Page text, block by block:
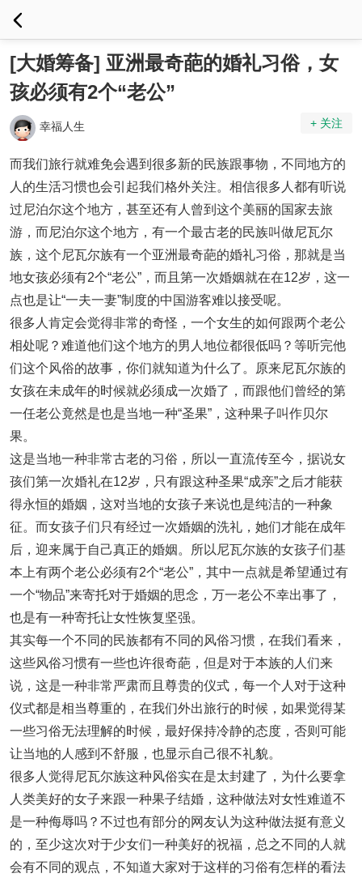
[大婚筹备] 亚洲最奇葩的婚礼习俗，女
孩必须有2个“老公”
幸福人生 + 关注
而我们旅行就难免会遇到很多新的民族跟事物，不同地方的
人的生活习惯也会引起我们格外关注。相信很多人都有听说
过尼泊尔这个地方，甚至还有人曾到这个美丽的国家去旅
游，而尼泊尔这个地方，有一个最古老的民族叫做尼瓦尔
族，这个尼瓦尔族有一个亚洲最奇葩的婚礼习俗，那就是当
地女孩必须有2个“老公”，而且第一次婚姻就在在12岁，这一
点也是让“一夫一妻”制度的中国游客难以接受呢。
很多人肯定会觉得非常的奇怪，一个女生的如何跟两个老公
相处呢？难道他们这个地方的男人地位都很低吗？等听完他
们这个风俗的故事，你们就知道为什么了。原来尼瓦尔族的
女孩在未成年的时候就必须成一次婚了，而跟他们曾经的第
一任老公竟然是也是当地一种“圣果”，这种果子叫作贝尔
果。
这是当地一种非常古老的习俗，所以一直流传至今，据说女
孩们第一次婚礼在12岁，只有跟这种圣果“成亲”之后才能获
得永恒的婚姻，这对当地的女孩子来说也是纯洁的一种象
征。而女孩子们只有经过一次婚姻的洗礼，她们才能在成年
后，迎来属于自己真正的婚姻。所以尼瓦尔族的女孩子们基
本上有两个老公必须有2个“老公”，其中一点就是希望通过有
一个“物品”来寄托对于婚姻的思念，万一老公不幸出事了，
也是有一种寄托让女性恢复坚强。
其实每一个不同的民族都有不同的风俗习惯，在我们看来，
这些风俗习惯有一些也许很奇葩，但是对于本族的人们来
说，这是一种非常严肃而且尊贵的仪式，每一个人对于这种
仪式都是相当尊重的，在我们外出旅行的时候，如果觉得某
一些习俗无法理解的时候，最好保持冷静的态度，否则可能
让当地的人感到不舒服，也显示自己很不礼貌。
很多人觉得尼瓦尔族这种风俗实在是太封建了，为什么要拿
人类美好的女子来跟一种果子结婚，这种做法对女性难道不
是一种侮辱吗？不过也有部分的网友认为这种做法挺有意义
的，至少这次对于少女们一种美好的祝福，总之不同的人就
会有不同的观点，不知道大家对于这样的习俗有怎样的看法